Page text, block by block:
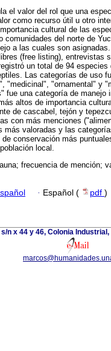
el valor del rol que una
como recurso útil u otro
cultural de las
comunidades del norte de
a las cuales son
(free listing), entrevistas
un total de 94 especies
Las categorías de uso
"medicinal", "ornamental" y
fue una categoría de manejo
altos de importancia
de cascabel, tejón y
con más menciones
más valoradas y las
conservación más
local.
frecuencia de mención;
· Español ( pdf )
n x 44 y 46, Colonia